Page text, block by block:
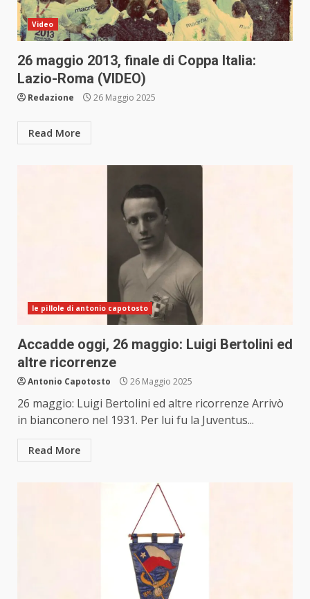
Video
26 maggio 2013, finale di Coppa Italia:
Lazio-Roma (VIDEO)
Redazione 26 Maggio 2025
Read More
le pillole di antonio capotosto
Accadde oggi, 26 maggio: Luigi Bertolini ed
altre ricorrenze
Antonio Capotosto 26 Maggio 2025
26 maggio: Luigi Bertolini ed altre ricorrenze Arrivò
in bianconero nel 1931. Per lui fu la Juventus...
Read More